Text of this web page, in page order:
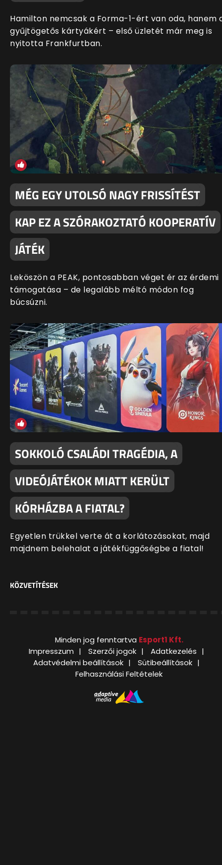
Hamilton nemcsak a Forma-1-ért van oda, hanem
gyűjtögetős kártyákért – első üzletét már meg is
nyitotta Frankfurtban.
MÉG EGY UTOLSÓ NAGY FRISSÍTÉST
KAP EZ A SZÓRAKOZTATÓ KOOPERATÍV
JÁTÉK
Leköszön a PEAK, pontosabban véget ér az érdemi
támogatása – de legalább méltó módon fog
búcsúzni.
SOKKOLÓ CSALÁDI TRAGÉDIA, A
VIDEÓJÁTÉKOK MIATT KERÜLT
KÓRHÁZBA A FIATAL?
Egyetlen trükkel verte át a korlátozásokat, majd
majdnem belehalat a játékfüggőségbe a fiatal!
KÖZVETÍTÉSEK
Minden jog fenntartva Esport1 Kft.
Impresszum
Szerzői jogok
Adatkezelés
Adatvédelmi beállítások
Sütibeállítások
Felhasználási Feltételek